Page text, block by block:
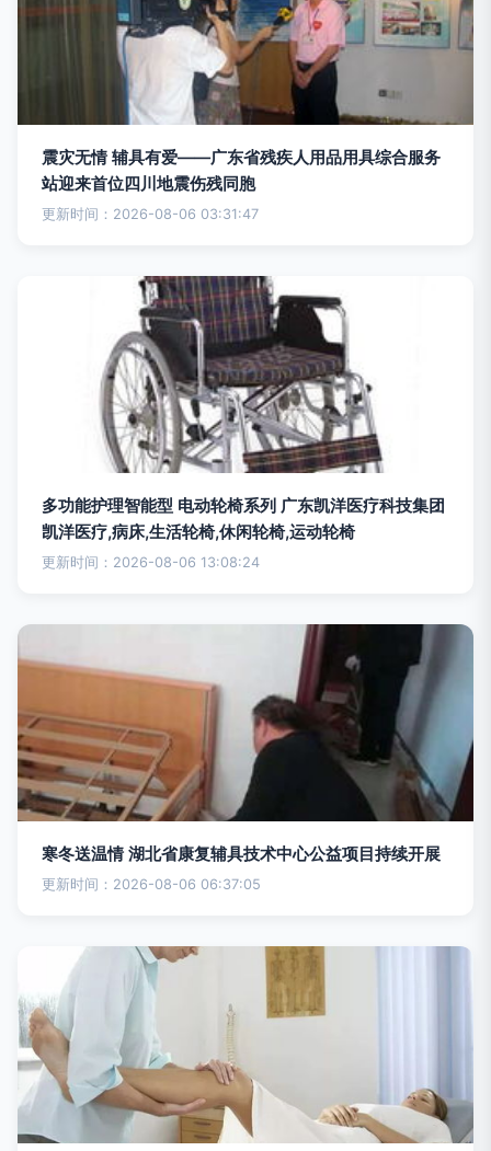
震灾无情 辅具有爱——广东省残疾人用品用具综合服务
站迎来首位四川地震伤残同胞
更新时间：2026-08-06 03:31:47
多功能护理智能型 电动轮椅系列 广东凯洋医疗科技集团
凯洋医疗,病床,生活轮椅,休闲轮椅,运动轮椅
更新时间：2026-08-06 13:08:24
寒冬送温情 湖北省康复辅具技术中心公益项目持续开展
更新时间：2026-08-06 06:37:05